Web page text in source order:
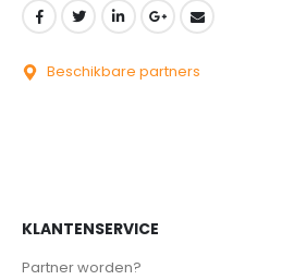
Beschikbare partners
KLANTENSERVICE
Partner worden?